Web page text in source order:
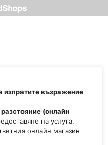
възражение
(онлайн
на услуга.
онлайн магазин